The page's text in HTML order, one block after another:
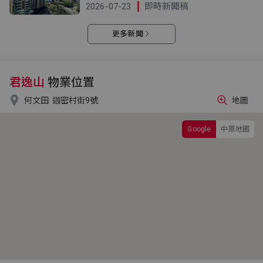
2026-07-23 即時新聞稿
更多新聞
君逸山 物業位置
 何文田 迦密村街9號
Google 中原地圖
地圖